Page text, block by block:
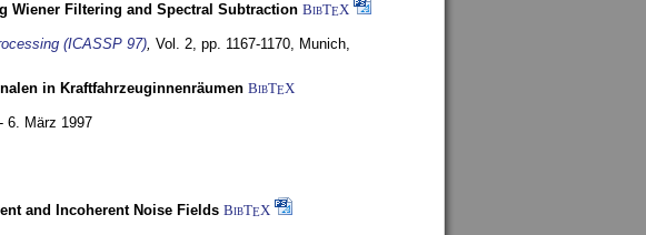
Wiener Filtering and Spectral Subtraction BibTEX
(ICASSP 97), Vol. 2, pp. 1167-1170, Munich,
in Kraftfahrzeuginnenräumen BibTEX
6. März 1997
and Incoherent Noise Fields BibTEX